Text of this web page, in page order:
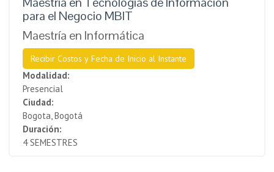
para el Negocio MBIT
Maestría en Informática
Recibir Costos y Fecha de Inicio al Instante
Modalidad:
Presencial
Ciudad:
Bogota, Bogotá
Duración:
4 SEMESTRES